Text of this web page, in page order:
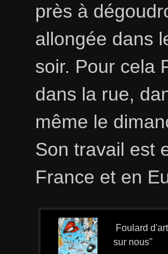
près à
allongée dans
soir. Pour cela
dans la rue,
même le
Son travail est
France et en
Foulard
sur nous"